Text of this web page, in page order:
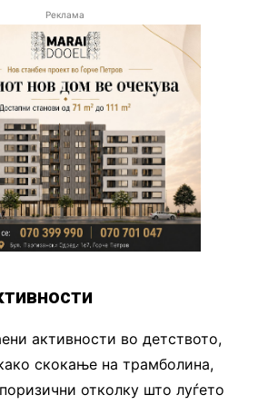
Реклама
активности во детството,
скокање на трамболина,
отколку што луѓето